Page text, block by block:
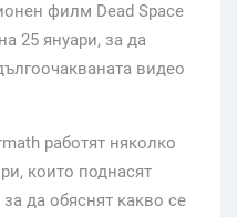
филм Dead Space
25 януари, за да
видео
работят няколко
които поднасят
да обяснят какво се